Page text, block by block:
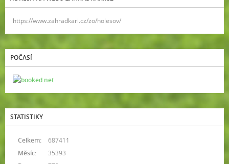
https://www.zahradkari.cz/zo/holesov/
POČASÍ
STATISTIKY
Celkem:
687411
Měsíc:
35393